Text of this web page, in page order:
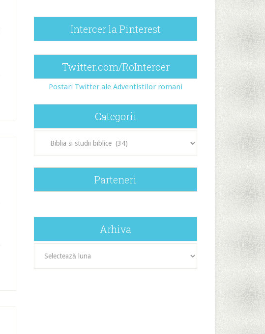
Intercer la Pinterest
Twitter.com/RoIntercer
Postari Twitter ale Adventistilor romani
Categorii
Parteneri
Arhiva